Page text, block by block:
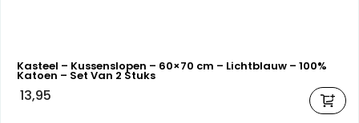
Kasteel – Kussenslopen – 60×70 cm – Lichtblauw – 100%
Katoen – Set Van 2 Stuks
13,95